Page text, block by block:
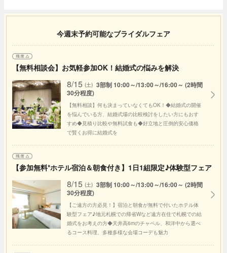
今週末予約可能なブライダルフェア
【無料相談会】お気軽参加OK！結婚式の悩みを解決
8/15 (土) 3部制 10:00～/13:00～/16:00～ (2時間
30分程度)
【無料相談】何も決まっていなくてもOK！◆結婚式の開催
を悩んでいる方、結婚式場の比較検討をしたい方にもおす
すめ◆見積り比較や無料試食も◆好立地と圧倒的安心価格
で賢くお得に結婚式を
【参加無料*ホテル宿泊＆朝食付き】1日1組限定♪体験型フェア
8/15 (土) 3部制 10:00～/13:00～/16:00～ (2時間
30分程度)
【ご遠方の方必見！】宿泊と朝食が無料で付いたホテル体
験型フェア♪地元札幌での帰省Wなど遠方在住で札幌での結
婚式をお考えの方◆天井高6mのチャペル、和洋中から選べ
るコース料理、多種多様な会場コーデも魅力